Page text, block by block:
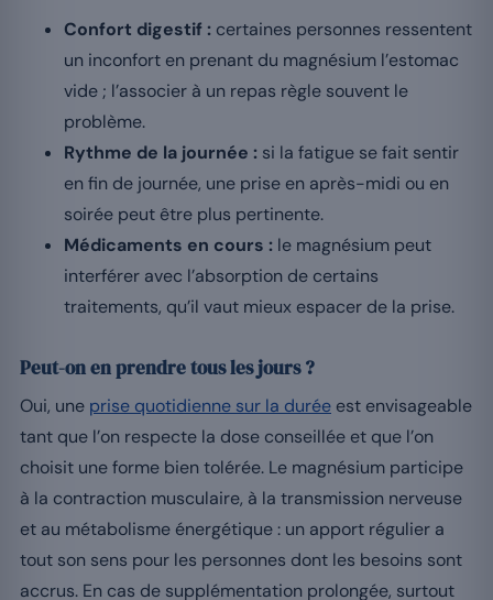
Confort digestif : certaines personnes ressentent
un inconfort en prenant du magnésium l’estomac
vide ; l’associer à un repas règle souvent le
problème.
Rythme de la journée : si la fatigue se fait sentir
en fin de journée, une prise en après-midi ou en
soirée peut être plus pertinente.
Médicaments en cours : le magnésium peut
interférer avec l’absorption de certains
traitements, qu’il vaut mieux espacer de la prise.
Peut-on en prendre tous les jours ?
Oui, une prise quotidienne sur la durée est envisageable
tant que l’on respecte la dose conseillée et que l’on
choisit une forme bien tolérée. Le magnésium participe
à la contraction musculaire, à la transmission nerveuse
et au métabolisme énergétique : un apport régulier a
tout son sens pour les personnes dont les besoins sont
accrus. En cas de supplémentation prolongée, surtout